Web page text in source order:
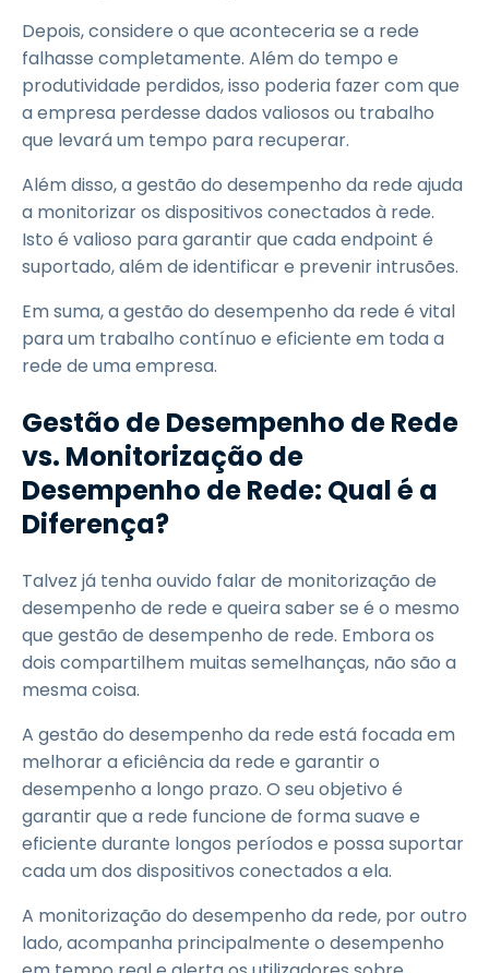
Depois, considere o que aconteceria se a rede
falhasse completamente. Além do tempo e
produtividade perdidos, isso poderia fazer com que
a empresa perdesse dados valiosos ou trabalho
que levará um tempo para recuperar.
Além disso, a gestão do desempenho da rede ajuda
a monitorizar os dispositivos conectados à rede.
Isto é valioso para garantir que cada endpoint é
suportado, além de identificar e prevenir intrusões.
Em suma, a gestão do desempenho da rede é vital
para um trabalho contínuo e eficiente em toda a
rede de uma empresa.
Gestão de Desempenho de Rede
vs. Monitorização de
Desempenho de Rede: Qual é a
Diferença?
Talvez já tenha ouvido falar de monitorização de
desempenho de rede e queira saber se é o mesmo
que gestão de desempenho de rede. Embora os
dois compartilhem muitas semelhanças, não são a
mesma coisa.
A gestão do desempenho da rede está focada em
melhorar a eficiência da rede e garantir o
desempenho a longo prazo. O seu objetivo é
garantir que a rede funcione de forma suave e
eficiente durante longos períodos e possa suportar
cada um dos dispositivos conectados a ela.
A monitorização do desempenho da rede, por outro
lado, acompanha principalmente o desempenho